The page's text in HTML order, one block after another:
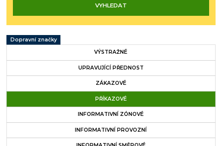
Dopravní značky
VÝSTRAŽNÉ
UPRAVUJÍCÍ PŘEDNOST
ZÁKAZOVÉ
PŘÍKAZOVÉ
INFORMATIVNÍ ZÓNOVÉ
INFORMATIVNÍ PROVOZNÍ